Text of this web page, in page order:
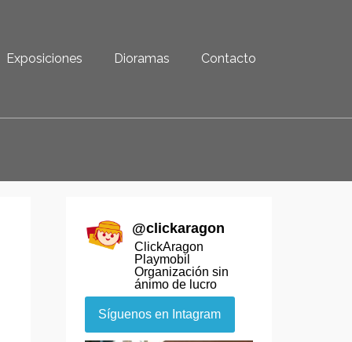
Exposiciones Dioramas Contacto
@clickaragon
ClickAragon
Playmobil
Organización sin
ánimo de lucro
Síguenos en Intagram